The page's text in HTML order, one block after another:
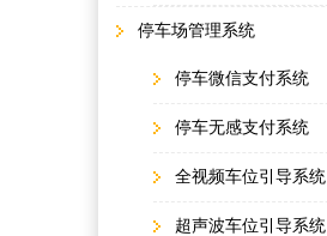
停车场管理系统
停车微信支付系统
停车无感支付系统
全视频车位引导系统
超声波车位引导系统